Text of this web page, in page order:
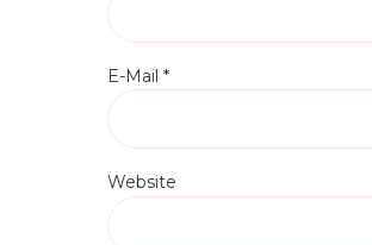
E-Mail *
Website